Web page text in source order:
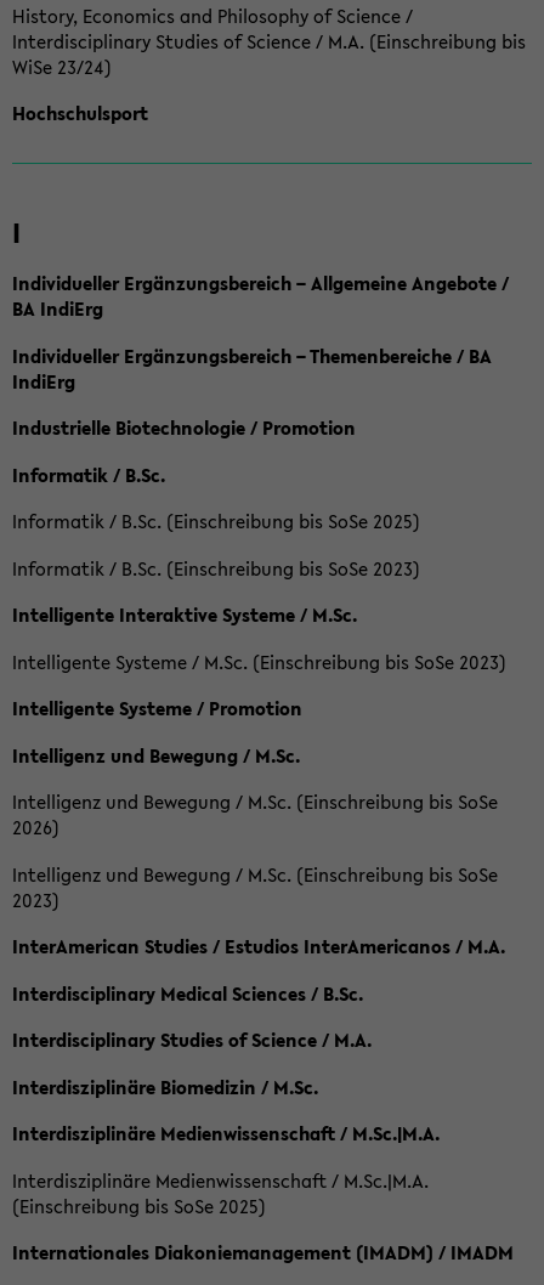
History, Economics and Philosophy of Science /
Interdisciplinary Studies of Science / M.A. (Einschreibung bis
WiSe 23/24)
Hochschulsport
I
Individueller Ergänzungsbereich – Allgemeine Angebote /
BA IndiErg
Individueller Ergänzungsbereich – Themenbereiche / BA
IndiErg
Industrielle Biotechnologie / Promotion
Informatik / B.Sc.
Informatik / B.Sc. (Einschreibung bis SoSe 2025)
Informatik / B.Sc. (Einschreibung bis SoSe 2023)
Intelligente Interaktive Systeme / M.Sc.
Intelligente Systeme / M.Sc. (Einschreibung bis SoSe 2023)
Intelligente Systeme / Promotion
Intelligenz und Bewegung / M.Sc.
Intelligenz und Bewegung / M.Sc. (Einschreibung bis SoSe
2026)
Intelligenz und Bewegung / M.Sc. (Einschreibung bis SoSe
2023)
InterAmerican Studies / Estudios InterAmericanos / M.A.
Interdisciplinary Medical Sciences / B.Sc.
Interdisciplinary Studies of Science / M.A.
Interdisziplinäre Biomedizin / M.Sc.
Interdisziplinäre Medienwissenschaft / M.Sc.|M.A.
Interdisziplinäre Medienwissenschaft / M.Sc.|M.A.
(Einschreibung bis SoSe 2025)
Internationales Diakoniemanagement (IMADM) / IMADM